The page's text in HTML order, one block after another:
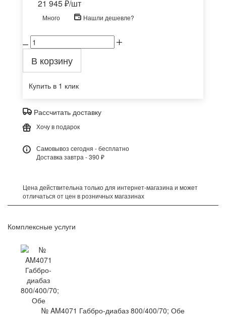
21 945 ₽/шт
Много Нашли дешевле?
В корзину
Купить в 1 клик
Рассчитать доставку
Хочу в подарок
Самовывоз сегодня - бесплатно
Доставка завтра - 390 ₽
Цена действительна только для интернет-магазина и может
отличаться от цен в розничных магазинах
Комплексные услуги
№ AM4071 Габбро-диабаз 800/400/70; Обе